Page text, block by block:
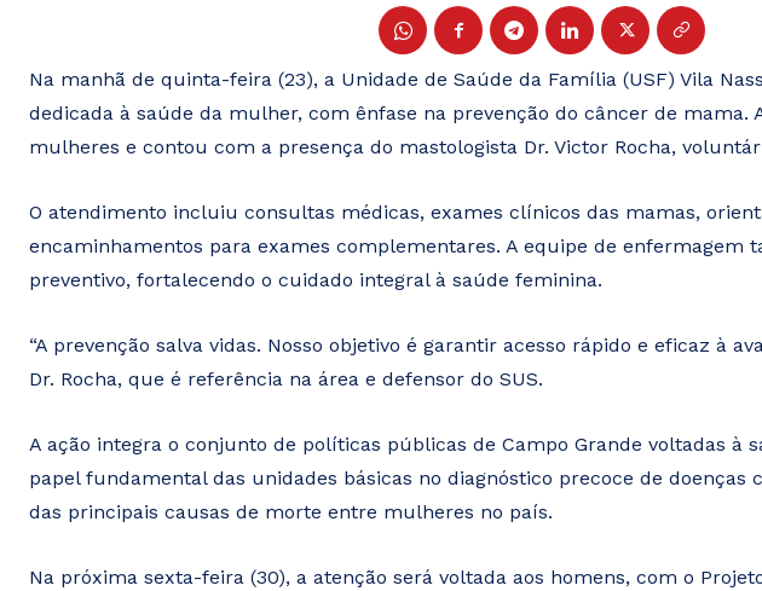
Na manhã de quinta-feira (23), a Unidade de Saúde da Família (USF) Vila
dedicada à saúde da mulher, com ênfase na prevenção do câncer de mama.
mulheres e contou com a presença do mastologista Dr. Victor Rocha,
O atendimento incluiu consultas médicas, exames clínicos das mamas,
encaminhamentos para exames complementares. A equipe de enfermagem
preventivo, fortalecendo o cuidado integral à saúde feminina.
“A prevenção salva vidas. Nosso objetivo é garantir acesso rápido e eficaz à
Dr. Rocha, que é referência na área e defensor do SUS.
A ação integra o conjunto de políticas públicas de Campo Grande voltadas à
papel fundamental das unidades básicas no diagnóstico precoce de doenças
das principais causas de morte entre mulheres no país.
Na próxima sexta-feira (30), a atenção será voltada aos homens, com o